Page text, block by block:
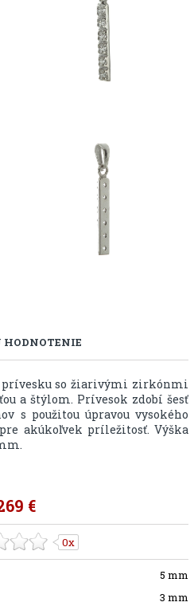
HODNOTENIE
prívesku so žiarivými zirkónmi
a štýlom. Prívesok zdobí šesť
s použitou úpravou vysokého
akúkoľvek príležitosť. Výška
€
0x
5 mm
3 mm